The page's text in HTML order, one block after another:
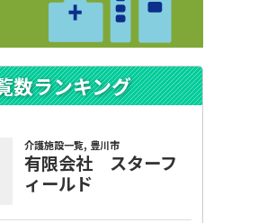
数ランキング